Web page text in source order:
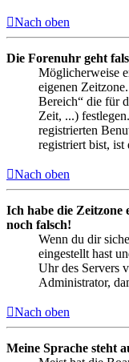
Nach oben
Die Forenuhr geht
Möglicherweise
eigenen
Bereich“ die für
Zeit, ...)
registrierten
registriert bist, ist
Nach oben
Ich habe die Zeitzone
noch falsch!
Wenn du dir
eingestellt hast
Uhr des Servers
Administrator,
Nach oben
Meine Sprache steht